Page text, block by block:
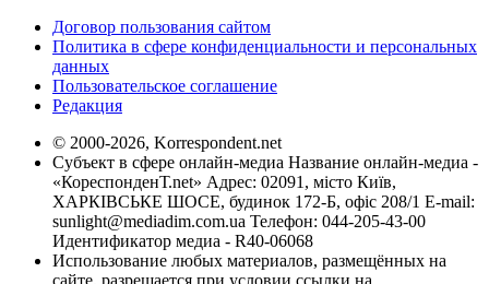
Договор пользования сайтом
Политика в сфере конфиденциальности и персональных
данных
Пользовательское соглашение
Редакция
© 2000-2026, Korrespondent.net
Субъект в сфере онлайн-медиа Название онлайн-медиа -
«КореспонденТ.net» Адрес: 02091, місто Київ,
ХАРКІВСЬКЕ ШОСЕ, будинок 172-Б, офіс 208/1 E-mail:
sunlight@mediadim.com.ua Телефон: 044-205-43-00
Идентификатор медиа - R40-06068
Использование любых материалов, размещённых на
сайте, разрешается при условии ссылки на